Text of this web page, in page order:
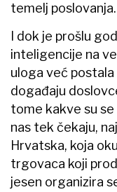
temelj poslovanja.
I dok je prošlu
inteligencije na
uloga već
događaju
tome kakve su
nas tek čekaju,
Hrvatska, koja
trgovaca koji
jesen organizira